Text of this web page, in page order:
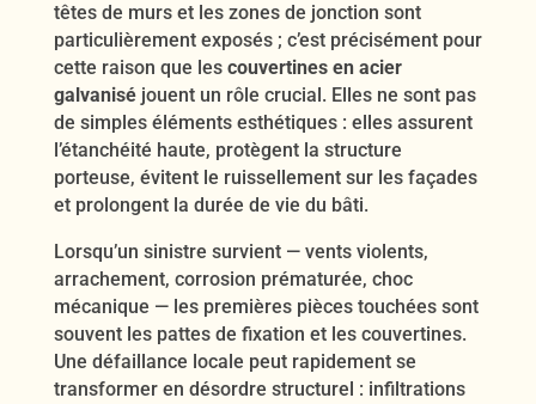
têtes de murs et les zones de jonction sont
particulièrement exposés ; c’est précisément pour
cette raison que les couvertines en acier
galvaniséjouent un rôle crucial. Elles ne sont pas
de simples éléments esthétiques : elles assurent
l’étanchéité haute, protègent la structure
porteuse, évitent le ruissellement sur les façades
et prolongent la durée de vie du bâti.
Lorsqu’un sinistre survient — vents violents,
arrachement, corrosion prématurée, choc
mécanique — les premières pièces touchées sont
souvent les pattes de fixation et les couvertines.
Une défaillance locale peut rapidement se
transformer en désordre structurel : infiltrations